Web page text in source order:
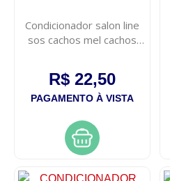
Condicionador salon line
sos cachos mel cachos
R$ 22,50
PAGAMENTO À VISTA